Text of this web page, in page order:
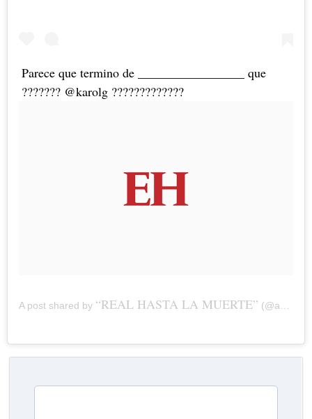
Parece que termino de _________________ que
??????? @karolg ?????????????
A post shared by “REAL HASTA LA MUERTE” (@anuel_2blea) on